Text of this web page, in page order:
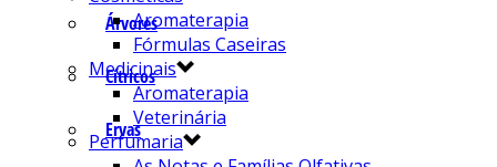
Árvores
Cítricos
Ervas
Aromaterapia
Fórmulas Caseiras
Medicinais
Aromaterapia
Veterinária
Perfumaria